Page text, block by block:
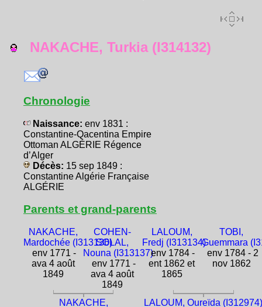
NAKACHE, Turkia (I314132)
Chronologie
Naissance: env 1831 :
Constantine-Qacentina Empire
Ottoman ALGÉRIE Régence
d’Alger
Décès: 15 sep 1849 :
Constantine Algérie Française
ALGÉRIE
Parents et grand-parents
NAKACHE,
Mardochée (I313136)
env 1771 -
ava 4 août
1849
COHEN-
SOLAL,
Nouna (I313137)
env 1771 -
ava 4 août
1849
LALOUM,
Fredj (I313134)
env 1784 -
ent 1862 et
1865
TOBI,
Guemmara
env 1784 - 2
nov 1862
NAKACHE, LALOUM, Oureïda